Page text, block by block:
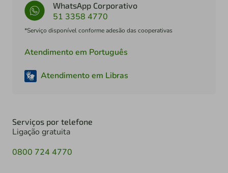
WhatsApp Corporativo
51 3358 4770
*Serviço disponível conforme adesão das cooperativas
Atendimento em Português
Atendimento em Libras
Serviços por telefone
Ligação gratuita
0800 724 4770